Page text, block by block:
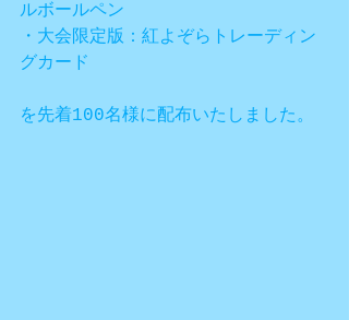
ルボールペン
・大会限定版：紅よぞらトレーディン
グカード
を先着100名様に配布いたしました。